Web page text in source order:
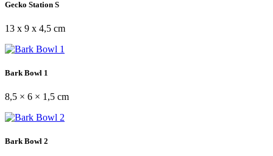
Gecko Station S
13 x 9 x 4,5 cm
Bark Bowl 1
8,5 × 6 × 1,5 cm
Bark Bowl 2